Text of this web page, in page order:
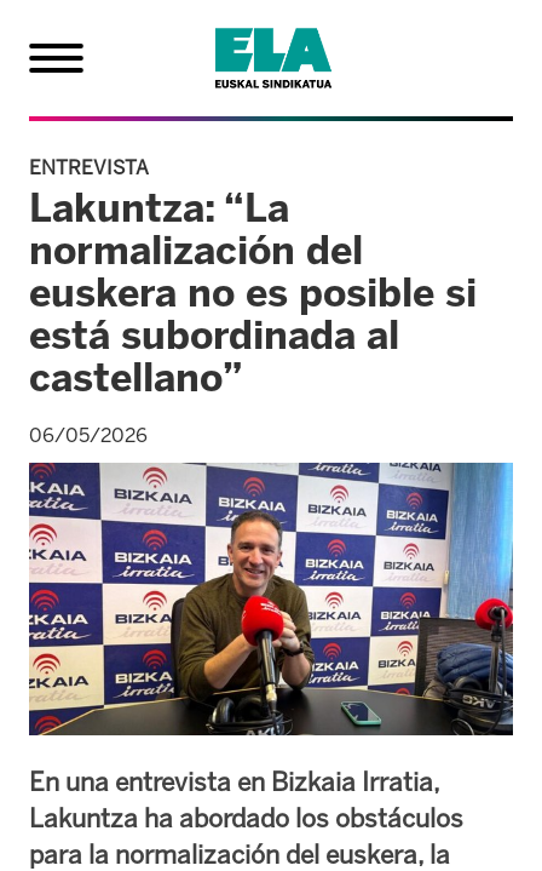
ENTREVISTA
Lakuntza: “La
normalización del
euskera no es posible si
está subordinada al
castellano”
06/05/2026
En una entrevista en Bizkaia Irratia,
Lakuntza ha abordado los obstáculos
para la normalización del euskera, la